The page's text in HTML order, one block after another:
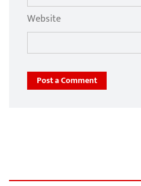
Website
Post a Comment